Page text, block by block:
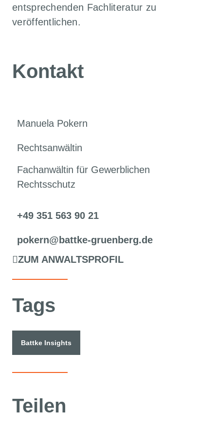
entsprechenden Fachliteratur zu
veröffentlichen.
Kontakt
Manuela Pokern
Rechtsanwältin
Fachanwältin für Gewerblichen
Rechtsschutz
+49 351 563 90 21
pokern@battke-gruenberg.de
ZUM ANWALTSPROFIL
Tags
Battke Insights
Teilen